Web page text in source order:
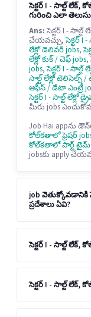
సెక్టర్ I - సాల్ట్
గురించి ఎలా
Ans:సెక్టర్ I -
చేయవచ్చు,సెక్టర్ I
లేక్లో డెలివరీ jobs,
లేక్లో కుక్ / చెఫ్ jobs,
jobs,సెక్టర్ I -
సాల్ట్ లేక్లో టెలిసెల్స్
ఆఫీస్ / డేటా ఎంట్రీ
సెక్టర్ I - సాల్ట్ లేక్లో
మీరు jobs
Job Hai appను
కోల్‌కతాలో ఫ్రెషర్
కోల్‌కతాలో పార్ట్ టైమ్
jobsకు apply
job వెతుక్కోవడానికి
ప్రదేశాలు ఏవి?
సెక్టర్ I - సాల్ట్
సెక్టర్ I - సాల్ట్